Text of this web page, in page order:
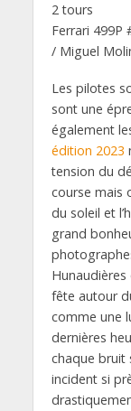
2 tours
Ferrari 499P
/ Miguel
Les pilotes
sont une
également
édition 2023
tension du
course mais
du soleil et
grand
fête autour
comme une
dernières
chaque bruit
incident si